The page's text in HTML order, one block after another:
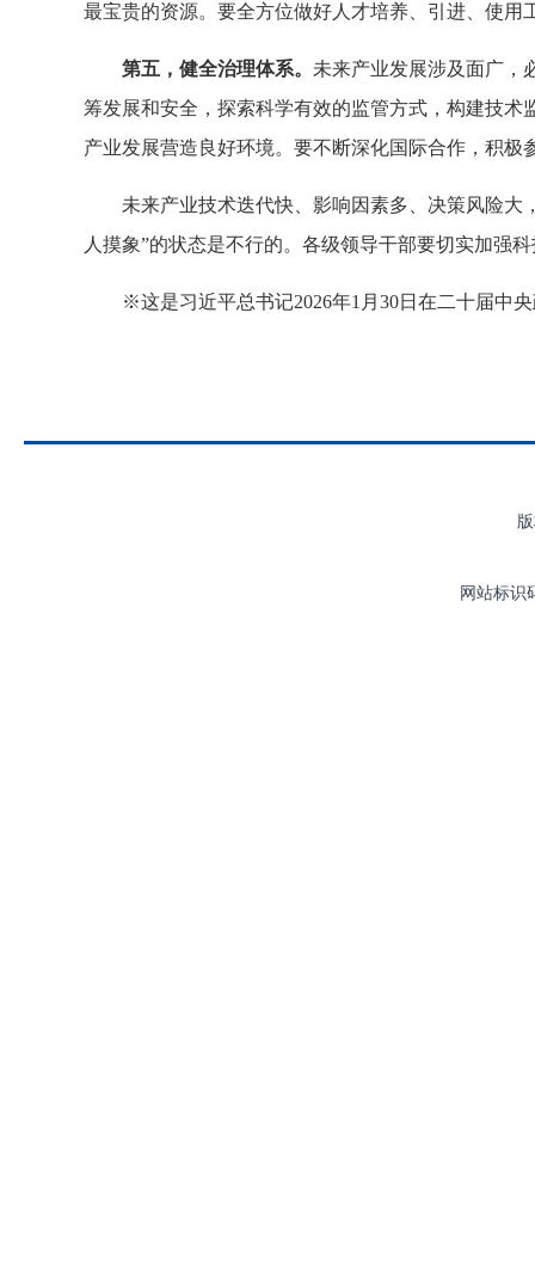
最宝贵的资源。要全方位做好人才培养、引进、使
第五，健全治理体系。 未来产业发展涉及面广，
筹发展和安全，探索科学有效的监管方式，构建技术
产业发展营造良好环境。要不断深化国际合作，积
未来产业技术迭代快、影响因素多、决策风险
人摸象”的状态是不行的。各级领导干部要切实加强
※这是习近平总书记2026年1月30日在二十届中
网站标识